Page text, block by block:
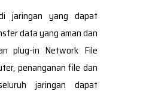
jaringan yang dapat
data yang aman dan
plug-in Network File
penanganan file dan
jaringan dapat